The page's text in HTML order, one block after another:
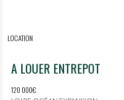
LOCATION
A LOUER ENTREPOT
120 000€